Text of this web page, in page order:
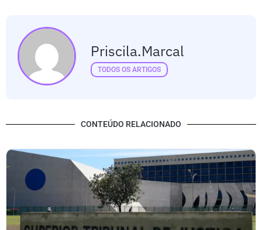
Priscila.marcal
TODOS OS ARTIGOS
CONTEÚDO RELACIONADO